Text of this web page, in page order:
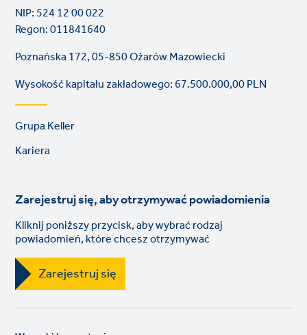
NIP: 524 12 00 022
Regon: 011841640
Poznańska 172, 05-850 Ożarów Mazowiecki
Wysokość kapitału zakładowego: 67.500.000,00 PLN
Footer
links
Grupa Keller
Kariera
Zarejestruj się, aby otrzymywać powiadomienia
Kliknij poniższy przycisk, aby wybrać rodzaj
powiadomień, które chcesz otrzymywać
Zarejestruj się